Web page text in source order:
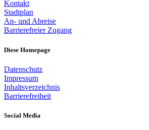
Kontakt
Stadtplan
An- und Abreise
Barrierefreier Zugang
Diese Homepage
Datenschutz
Impressum
Inhaltsverzeichnis
Barrierefreiheit
Social Media